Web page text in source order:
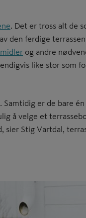
. Det er tross alt de
den ferdige
og andre
like stor som
Samtidig er de bare én
å velge et
sier Stig Vartdal,